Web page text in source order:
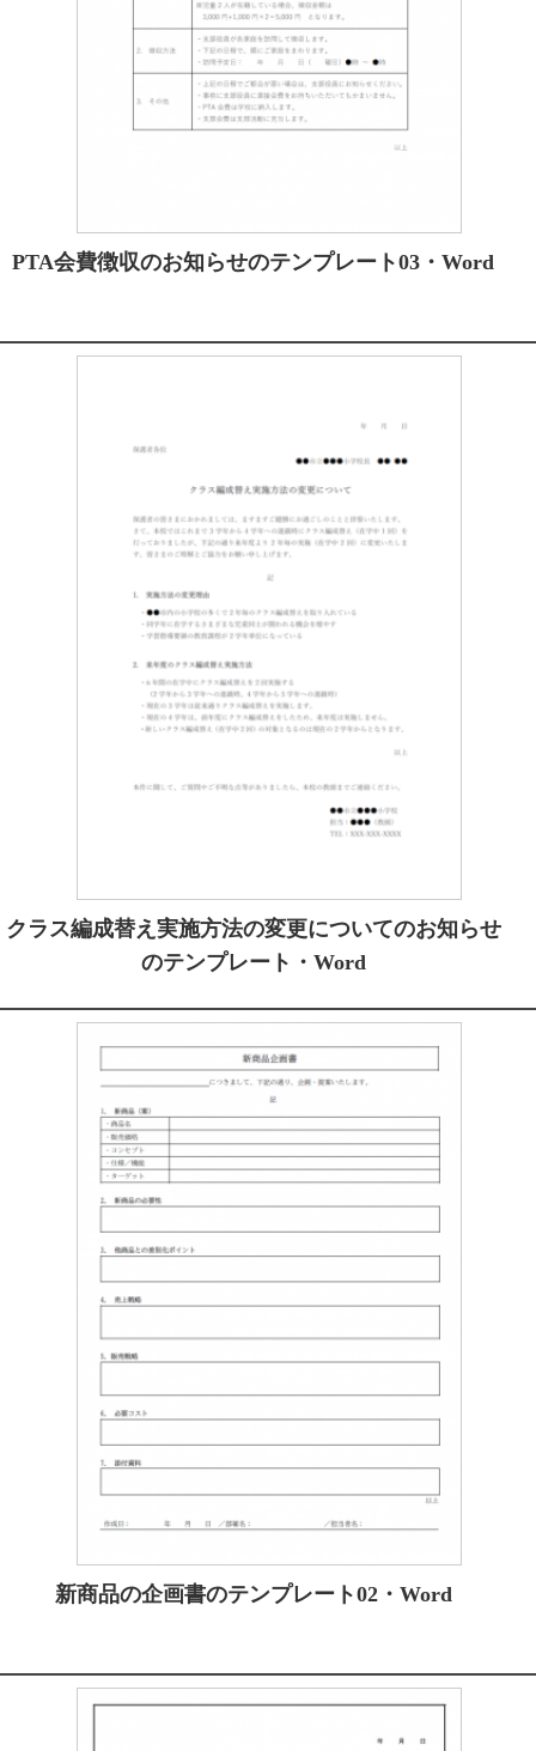
PTA会費徴収のお知らせのテンプレート03・Word
クラス編成替え実施方法の変更についてのお知らせ
のテンプレート・Word
新商品の企画書のテンプレート02・Word